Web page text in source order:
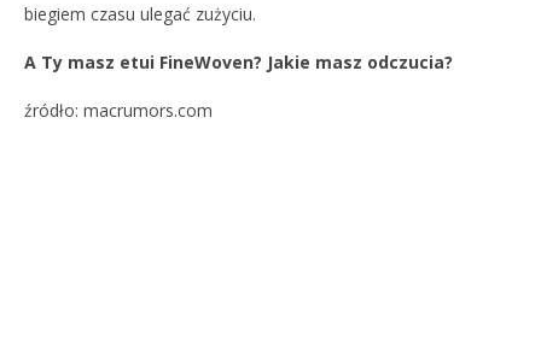
biegiem czasu ulegać zużyciu.
A Ty masz etui FineWoven? Jakie masz odczucia?
źródło: macrumors.com